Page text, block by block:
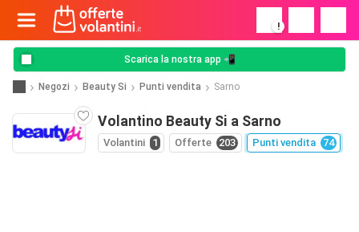
!
Scarica la nostra app 📲
Negozi Beauty Si Punti vendita Sarno
Volantino Beauty Si a Sarno
Volantini 1 Offerte 203 Punti vendita 74